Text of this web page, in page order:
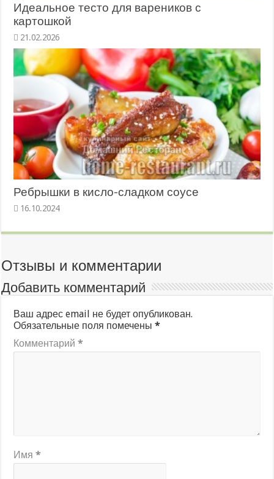
Идеальное тесто для вареников с
картошкой
21.02.2026
Ребрышки в кисло-сладком соусе
16.10.2024
Отзывы и комментарии
Добавить комментарий
Ваш адрес email не будет опубликован.
Обязательные поля помечены*
Комментарий*
Имя*